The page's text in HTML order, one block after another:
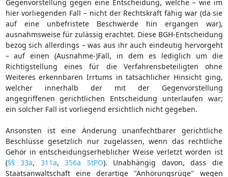
Gegenvorstellung gegen eine Entscheidung, welche – wie im
hier vorliegenden Fall – nicht der Rechtskraft fähig war (da sie
auf eine unbefristete Beschwerde hin ergangen war),
ausnahmsweise für zulässig erachtet. Diese BGH-Entscheidung
bezog sich allerdings – was aus ihr auch eindeutig hervorgeht
– auf einen (Ausnahme-)Fall, in dem es lediglich um die
Richtigstellung eines für die Verfahrensbeteiligten ohne
Weiteres erkennbaren Irrtums in tatsächlicher Hinsicht ging,
welcher innerhalb der mit der Gegenvorstellung
angegriffenen gerichtlichen Entscheidung unterlaufen war;
ein solcher Fall ist vorliegend ersichtlich nicht gegeben.
Ansonsten ist eine Änderung unanfechtbarer gerichtliche
Beschlüsse gesetzlich nur zugelassen, wenn das rechtliche
Gehör in entscheidungserheblicher Weise verletzt worden ist
(§§ 33a, 311a, 356a StPO). Unabhängig davon, dass die
Staatsanwaltschaft eine derartige "Anhörungsrüge" wegen